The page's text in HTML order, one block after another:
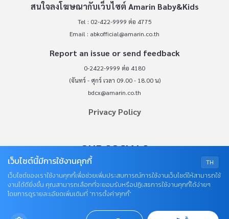
สนใจลงโฆษณากับเว็บไซต์ Amarin Baby&Kids
Tel : 02-422-9999 ต่อ 4775
Email : abkofficial@amarin.co.th
Report an issue or send feedback
0-2422-9999 ต่อ 4180
(จันทร์ - ศุกร์ เวลา 09.00 - 18.00 น)
bdcx@amarin.co.th
Privacy Policy
OUR SOCIALS
TH
เว็บไซต์นี้มีการใช้งานคุกกี้
เว็บไซต์ของเราใช้งานคุกกี้เพื่อช่วยเพิ่มประสบการณ์การใช้งานเว็บไซต์ให้สามารถใช้
งานได้ดียิ่งขึ้น คุณสามารถเลือกที่จะยอมรับหรือปฏิเสธการใช้งานคุกกี้ได้ง่ายๆ
โดยการดูรายละเอียดเพิ่มเติมที่ “การตั้งค่าคุกกี้”